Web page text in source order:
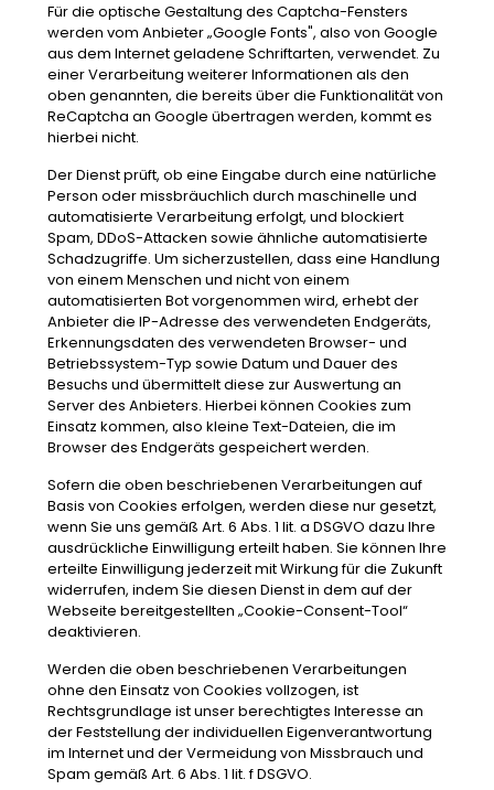
Für die optische Gestaltung des Captcha-Fensters
werden vom Anbieter „Google Fonts", also von Google
aus dem Internet geladene Schriftarten, verwendet. Zu
einer Verarbeitung weiterer Informationen als den
oben genannten, die bereits über die Funktionalität von
ReCaptcha an Google übertragen werden, kommt es
hierbei nicht.
Der Dienst prüft, ob eine Eingabe durch eine natürliche
Person oder missbräuchlich durch maschinelle und
automatisierte Verarbeitung erfolgt, und blockiert
Spam, DDoS-Attacken sowie ähnliche automatisierte
Schadzugriffe. Um sicherzustellen, dass eine Handlung
von einem Menschen und nicht von einem
automatisierten Bot vorgenommen wird, erhebt der
Anbieter die IP-Adresse des verwendeten Endgeräts,
Erkennungsdaten des verwendeten Browser- und
Betriebssystem-Typ sowie Datum und Dauer des
Besuchs und übermittelt diese zur Auswertung an
Server des Anbieters. Hierbei können Cookies zum
Einsatz kommen, also kleine Text-Dateien, die im
Browser des Endgeräts gespeichert werden.
Sofern die oben beschriebenen Verarbeitungen auf
Basis von Cookies erfolgen, werden diese nur gesetzt,
wenn Sie uns gemäß Art. 6 Abs. 1 lit. a DSGVO dazu Ihre
ausdrückliche Einwilligung erteilt haben. Sie können Ihre
erteilte Einwilligung jederzeit mit Wirkung für die Zukunft
widerrufen, indem Sie diesen Dienst in dem auf der
Webseite bereitgestellten „Cookie-Consent-Tool“
deaktivieren.
Werden die oben beschriebenen Verarbeitungen
ohne den Einsatz von Cookies vollzogen, ist
Rechtsgrundlage ist unser berechtigtes Interesse an
der Feststellung der individuellen Eigenverantwortung
im Internet und der Vermeidung von Missbrauch und
Spam gemäß Art. 6 Abs. 1 lit. f DSGVO.